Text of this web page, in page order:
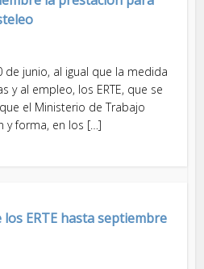
junio, al igual que la medida
y al empleo, los ERTE, que se
el Ministerio de Trabajo
y forma, en los […]
ERTE hasta septiembre